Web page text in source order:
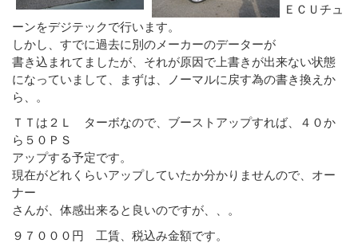
ＥＣＵチュ
ーンをデジテックで行います。
しかし、すでに過去に別のメーカーのデーターが
書き込まれてましたが、それが原因で上書きが出来ない状態
になっていまして、まずは、ノーマルに戻す為の書き換えか
ら、。
ＴＴは２Ｌ ターボなので、ブーストアップすれば、４０か
ら５０ＰＳ
アップする予定です。
現在がどれくらいアップしていたか分かりませんので、オー
ナー
さんが、体感出来ると良いのですが、、。
９７０００円 工賃、税込み金額です。